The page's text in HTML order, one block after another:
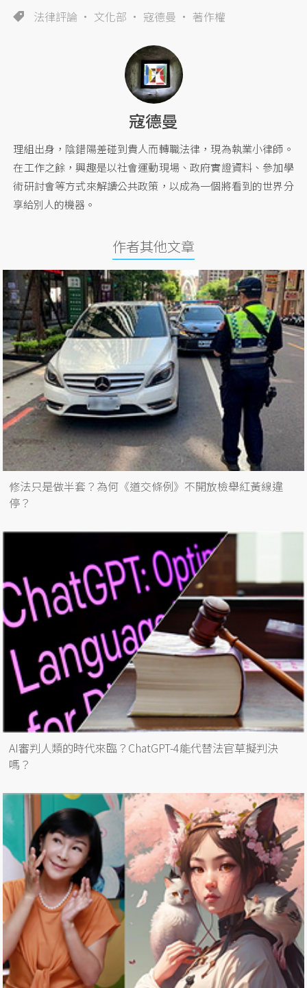
法律評論 文化部 寇德曼 著作權
寇德曼
理組出身，陰錯陽差碰到貴人而轉職法律，現為執業小律師。
在工作之餘，興趣是以社會運動現場、政府實證資料、參加學
術研討會等方式來解讀公共政策，以成為一個將看到的世界分
享給別人的機器。
作者其他文章
修法只是做半套？為何《道交條例》不開放檢舉紅黃線違
停？
AI審判人類的時代來臨？ChatGPT-4能代替法官草擬判決
嗎？